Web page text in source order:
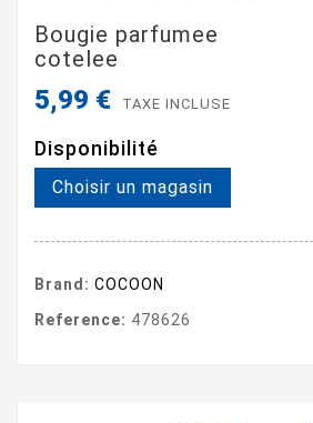
Bougie parfumee
cotelee
5,99 € TAXE INCLUSE
Disponibilité
Choisir un magasin
Brand: COCOON
Reference: 478626